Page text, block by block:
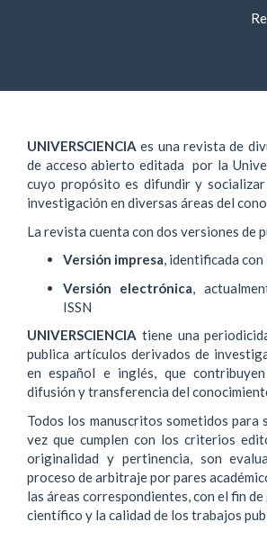
UNIVERSCIENCIA es una revista de
de acceso abierto editada por la
cuyo propósito es difundir y
investigación en diversas áreas del
La revista cuenta con dos versiones de
Versión impresa, identificada
Versión electrónica ,
ISSN
UNIVERSCIENCIA tiene una
publica artículos derivados de
en español e inglés, que
difusión y transferencia del
Todos los manuscritos sometidos para
vez que cumplen con los criterios
originalidad y pertinencia, son
proceso de arbitraje por pares
las áreas correspondientes, con el fin
científico y la calidad de los trabajos